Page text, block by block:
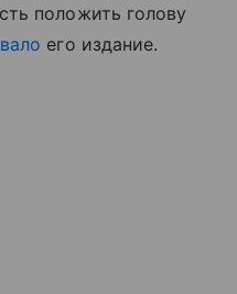
положить голову
его издание.